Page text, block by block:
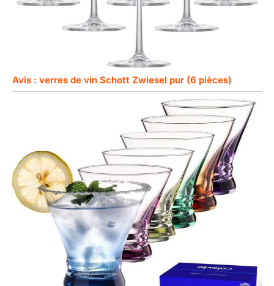
Avis : verres de vin Schott Zwiesel pur (6 pièces)